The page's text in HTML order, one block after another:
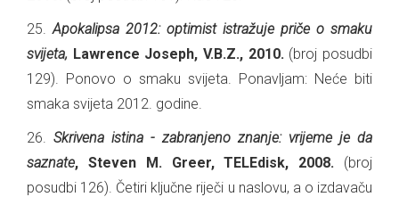
25.Apokalipsa 2012: optimist istražuje priče o smaku
svijeta, Lawrence Joseph, V.B.Z., 2010.(broj posudbi
129). Ponovo o smaku svijeta. Ponavljam: Neće biti
smaka svijeta 2012. godine.
26.Skrivena istina - zabranjeno znanje: vrijeme je da
saznate, Steven M. Greer, TELEdisk, 2008. (broj
posudbi 126). Četiri ključne riječi u naslovu, a o izdavaču